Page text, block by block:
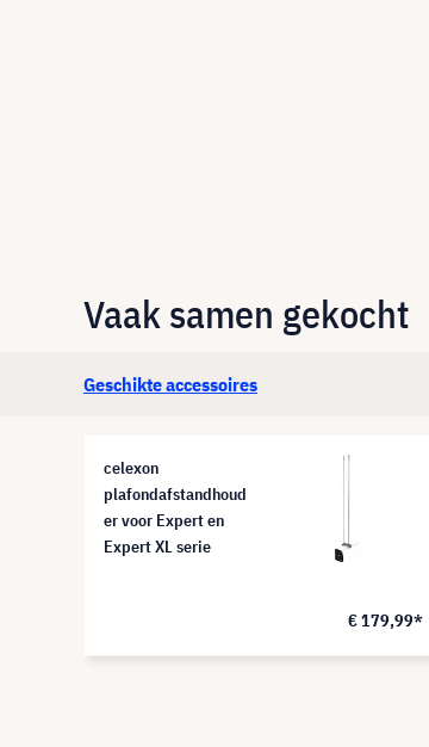
Vaak samen gekocht
Geschikte accessoires
celexon
plafondafstandhoud
er voor Expert en
Expert XL serie
€ 179,99*